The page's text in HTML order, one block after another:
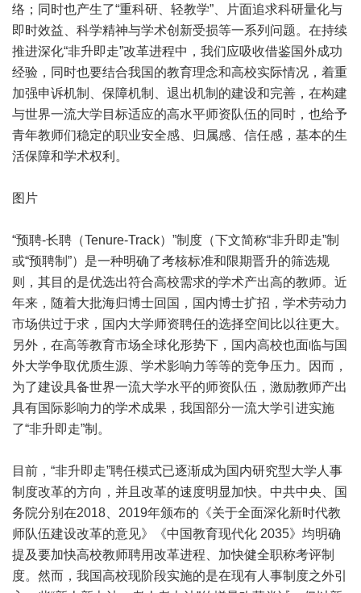
络；同时也产生了“重科研、轻教学”、片面追求科研量化与
即时效益、科学精神与学术创新受损等一系列问题。在持续
推进深化“非升即走”改革进程中，我们应吸收借鉴国外成功
经验，同时也要结合我国的教育理念和高校实际情况，着重
加强申诉机制、保障机制、退出机制的建设和完善，在构建
与世界一流大学目标适应的高水平师资队伍的同时，也给予
青年教师们稳定的职业安全感、归属感、信任感，基本的生
活保障和学术权利。
图片
“预聘-长聘（Tenure-Track）”制度（下文简称“非升即走”制
或“预聘制”）是一种明确了考核标准和限期晋升的筛选规
则，其目的是优选出符合高校需求的学术产出高的教师。近
年来，随着大批海归博士回国，国内博士扩招，学术劳动力
市场供过于求，国内大学师资聘任的选择空间比以往更大。
另外，在高等教育市场全球化形势下，国内高校也面临与国
外大学争取优质生源、学术影响力等等的竞争压力。因而，
为了建设具备世界一流大学水平的师资队伍，激励教师产出
具有国际影响力的学术成果，我国部分一流大学引进实施
了“非升即走”制。
目前，“非升即走”聘任模式已逐渐成为国内研究型大学人事
制度改革的方向，并且改革的速度明显加快。中共中央、国
务院分别在2018、2019年颁布的《关于全面深化新时代教
师队伍建设改革的意见》《中国教育现代化 2035》均明确
提及要加快高校教师聘用改革进程、加快健全职称考评制
度。然而，我国高校现阶段实施的是在现有人事制度之外引